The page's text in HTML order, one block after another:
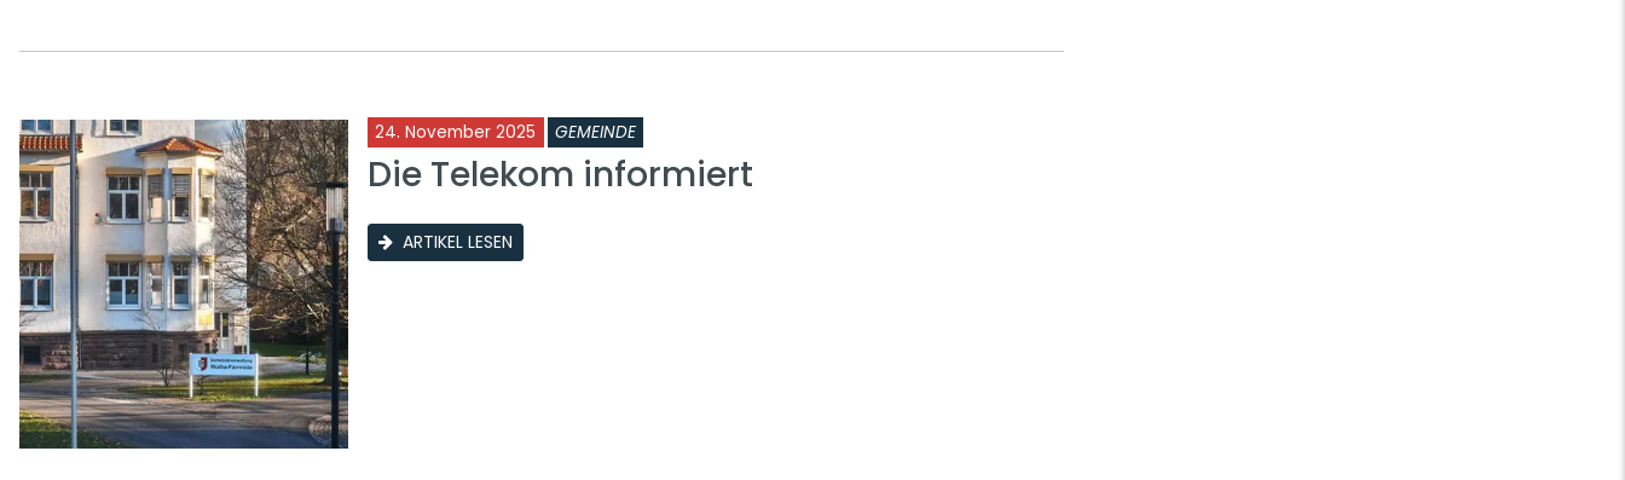
24. November 2025 GEMEINDE
Die Telekom informiert
ARTIKEL LESEN